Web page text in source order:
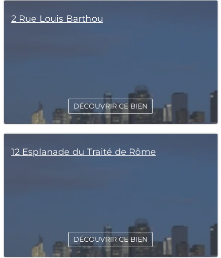
2 Rue Louis Barthou
DÉCOUVRIR CE BIEN
12 Esplanade du Traité de Rôme
DÉCOUVRIR CE BIEN